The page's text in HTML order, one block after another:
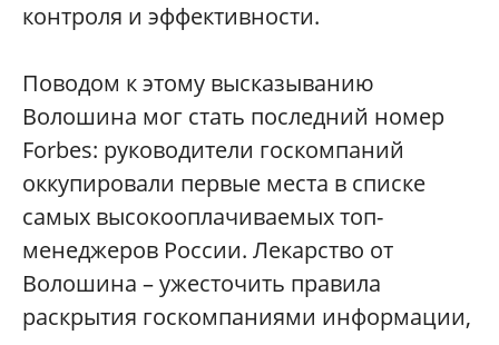
контроля и эффективности.
Поводом кэтому высказыванию
Волошина мог стать последний номер
Forbes: руководители госкомпаний
оккупировали первые места в списке
самых высокооплачиваемыхтоп-
менеджеров России. Лекарство от
Волошина –ужесточить правила
раскрытия госкомпаниями информации,